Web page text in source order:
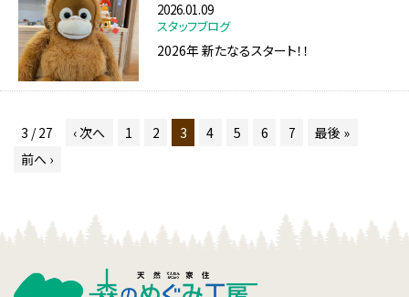
2026.01.09
スタッフブログ
2026年 新たなるスタート！！
3 / 27 ‹ 次へ 1 2 3 4 5 6 7
最後 »
前へ ›